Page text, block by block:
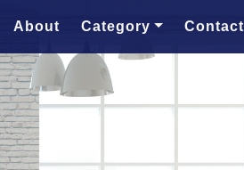
About Category Contact